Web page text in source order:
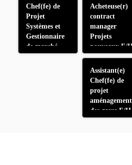
Chef(fe) de
Projet
Systèmes et
Gestionnaire
de marché
Acheteuse(r)
contract
manager
Projets
nouveaux F/
Assistant(e)
Chef(fe) de
projet
aménagement
des gares F/H